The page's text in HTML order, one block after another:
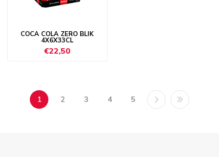
COCA COLA ZERO BLIK
4X6X33CL
€22,50
1 2 3 4 5